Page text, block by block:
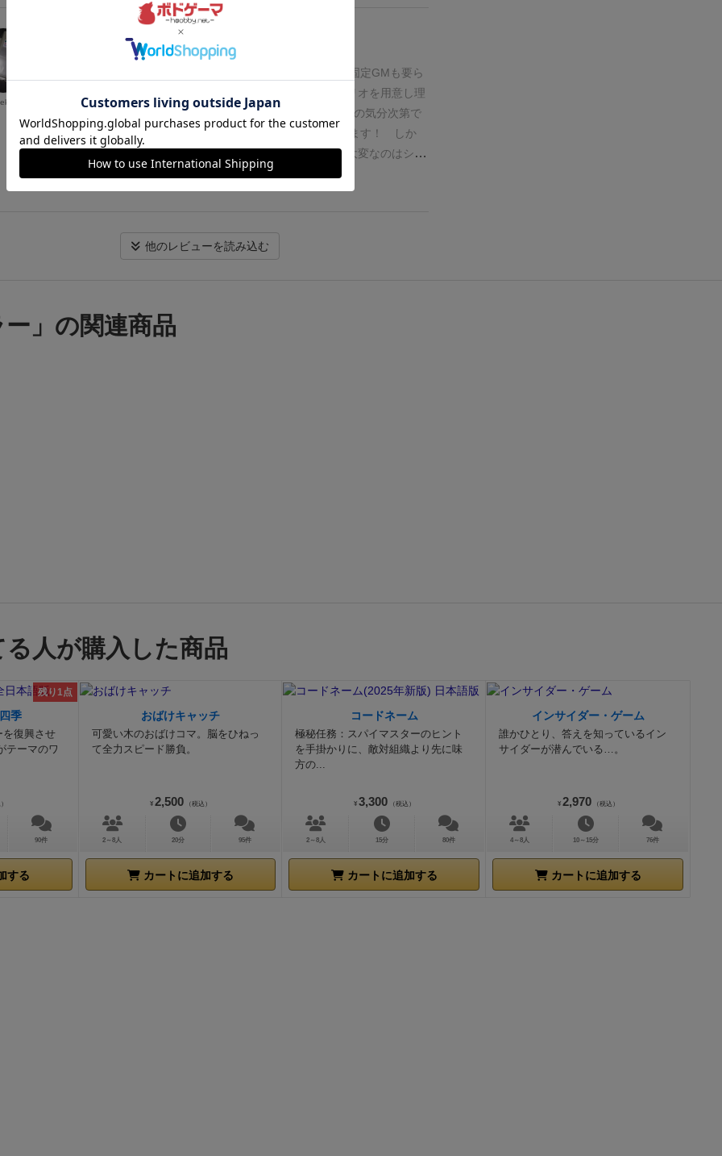
に話をつなげれる場合もあれば、突拍子もないエピーソードを挟んで無理
やりつなげる場合もあります。この前の場面カードと次の場面カードの内
容をいかに繋げていくかが、このゲームの一番おもしろいところだと思い
我が家では娘２人（中３と小６）が大変気に入っていて、よく２人
で遊んでいます。場面カードをつなげ、会話をしなければゲームが進んで
いかないので、創造力やコミュニケーション力を訓練するにはいいかもし
れません。以上
りかたがわからない」人向けに、ほとんどの設定と展開をカードゲームの
要領に落とし込み、気軽にＴＲＰＧ風のプレイができるようにデザインさ
れているのが特徴です。（とは言っても、我々グループのようにＴＲＰＧ
慣れしているメンバーがやっても、これはこれで割り切れば気軽に楽しい
１．キャラクタ
ーは全１２種類から選択残念ながらＴＲＰＧの醍醐味であるキャラクター
メイキングルールはありません。その代わりあらかじめイラストの描かれ
たキャラクターカードが１２枚あり、この中から自分の担当する役割を選
ぶようになっています。（能力は変わらないのですが、両面で異なるイメ
ージのイラストが描かれており、自分の好みやイメージに合わせて選択で
なので、「探偵」「教授」「記者」「警官」といった定番キャラから「巫
女」「アイドル」「看護婦」「女子高校生」といったものまであります。
りします。
判定は、この能力値にダイス２個を振って出た目を合計して、
指定の数値に達することができれば「成功」、届かなければ「失敗」とい
そこに書いてある状況を読み上げたら、指定された判定にプレイヤー役が
挑む、という構図です。 「力の判定で１０以上なら成功する」とかいうス
功」とか「ダイスを５つ縦に積んで、それを崩さずに全員が手渡しで１周
できたら成功」とか、ユニークなものも含まれていて笑えますよ！そうや
って全員が3周したら、自動的にクライマックスに突入して終了、という
流れです。面白いのはカードの性質上、さっき場面では「廃墟の一室」に
荒れ野原」かと思ったらいきなり「教室」だったり、関連性が無茶苦茶な
ところですね。割り切ればこれがまた楽しく、無理やりストーリー上のこ
じつけを考えて盛り上がりましょう。慣れれば1ゲームあたり全体で２０
分くらいでしょうか。非常にテンポよく進みます。３．キャラクターの特
徴は、途中で勝手に出来上がっていくのが最高に楽しい。前述のとおり、
663名
このゲームの素晴らしい点はなんと言ってもシナリオも固定GMも要ら
trpgをやるとき最も大変なのはシナリオを用意し理
解することです。ですが、このボードゲームはカードとgmの気分次第で
シナリオを作って行くので、その面倒な部分をカットできます！
しか
し、メリットがあればデメリットもあるもの、trpgで一番大変なのはシナ
リオで間違いないですが、trpgで一番面白いのもシナリオ又間違いないの
です。つまり、trpgの醍醐味とも言える感動、情熱、友情みたいなドラマ
シナリオは量産されるので、学校居るとおもったら次のシーンで墓場に至
りと、随分とぶっ飛んだギャグよりのシナリオになる事が多々ありますね
他のレビューを読み込む
」の関連商品
人が購入した商品
残り1点
季
を復興させ
テーマのワ
90件
する
おばけキャッチ
可愛い木のおばけコマ。脳をひねっ
て全力スピード勝負。
¥ 2,500 （税込）
2～8人 20分 95件
カートに追加する
コードネーム
極秘任務：スパイマスターのヒント
を手掛かりに、敵対組織より先に味
方の...
¥ 3,300 （税込）
2～8人 15分 80件
カートに追加する
インサイダー・ゲーム
誰かひとり、答えを知っているイン
サイダーが潜んでいる…。
¥ 2,970 （税込）
4～8人 10～15分 76件
カートに追加する